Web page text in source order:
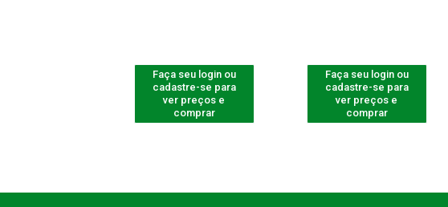
Faça seu login ou
cadastre-se para
ver preços e
comprar
Faça seu login ou
cadastre-se para
ver preços e
comprar